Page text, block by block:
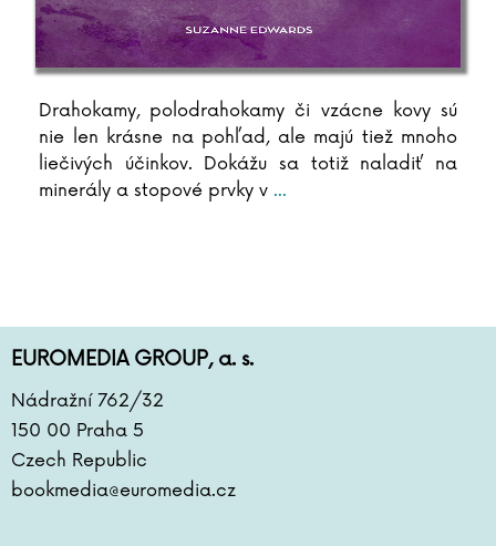
Drahokamy, polodrahokamy či vzácne kovy sú
nie len krásne na pohľad, ale majú tiež mnoho
liečivých účinkov. Dokážu sa totiž naladiť na
minerály a stopové prvky v ...
EUROMEDIA GROUP, a. s.
Nádražní 762/32
150 00 Praha 5
Czech Republic
bookmedia@euromedia.cz